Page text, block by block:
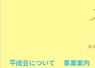
平成会について 事業案内